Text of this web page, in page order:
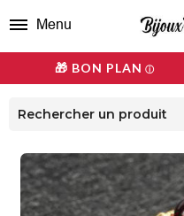
🎁 BON PLAN ⓘ
Menu